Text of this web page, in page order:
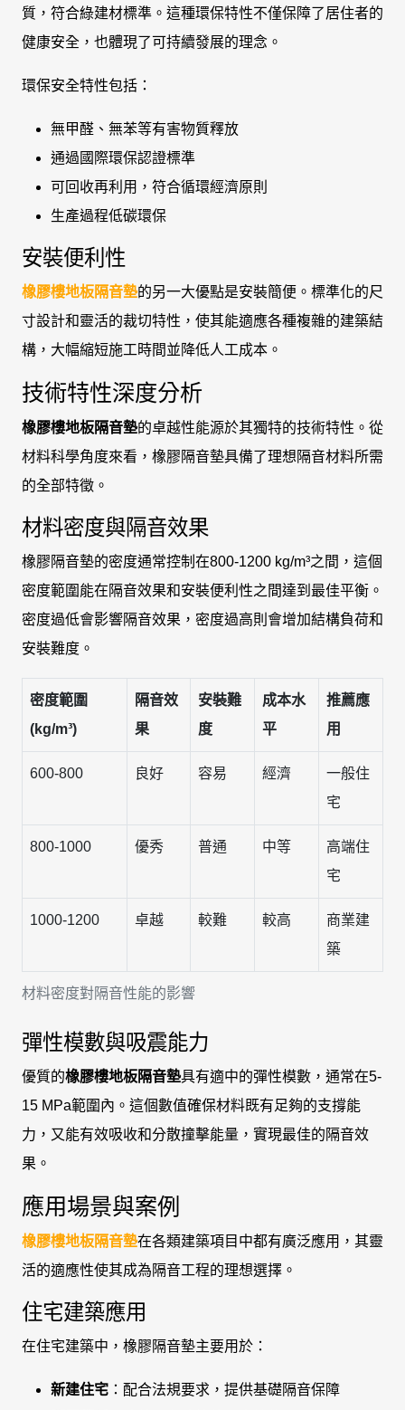
質，符合綠建材標準。這種環保特性不僅保障了居住者的
健康安全，也體現了可持續發展的理念。
環保安全特性包括：
無甲醛、無苯等有害物質釋放
通過國際環保認證標準
可回收再利用，符合循環經濟原則
生產過程低碳環保
安裝便利性
橡膠樓地板隔音墊的另一大優點是安裝簡便。標準化的尺
寸設計和靈活的裁切特性，使其能適應各種複雜的建築結
構，大幅縮短施工時間並降低人工成本。
技術特性深度分析
橡膠樓地板隔音墊的卓越性能源於其獨特的技術特性。從
材料科學角度來看，橡膠隔音墊具備了理想隔音材料所需
的全部特徵。
材料密度與隔音效果
橡膠隔音墊的密度通常控制在800-1200 kg/m³之間，這個
密度範圍能在隔音效果和安裝便利性之間達到最佳平衡。
密度過低會影響隔音效果，密度過高則會增加結構負荷和
安裝難度。
材料密度對隔音性能的影響
密度範圍
(kg/m³)
隔音效
果
安裝難
度
成本水
平
推薦應
用
600-800 良好 容易 經濟
一般住
宅
800-1000 優秀 普通 中等
高端住
宅
1000-1200 卓越 較難 較高
商業建
築
彈性模數與吸震能力
優質的橡膠樓地板隔音墊具有適中的彈性模數，通常在5-
15 MPa範圍內。這個數值確保材料既有足夠的支撐能
力，又能有效吸收和分散撞擊能量，實現最佳的隔音效
果。
應用場景與案例
橡膠樓地板隔音墊在各類建築項目中都有廣泛應用，其靈
活的適應性使其成為隔音工程的理想選擇。
住宅建築應用
在住宅建築中，橡膠隔音墊主要用於：
新建住宅 ：配合法規要求，提供基礎隔音保障